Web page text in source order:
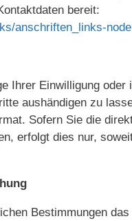
bereit:
anschriften_links-
Ihrer Einwilligung oder
aushändigen zu
Sofern Sie die
erfolgt dies nur,
Bestimmungen